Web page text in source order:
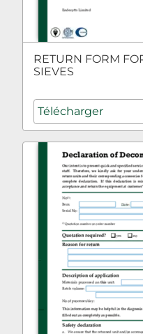
RETURN FORM
SIEVES
Télécharger